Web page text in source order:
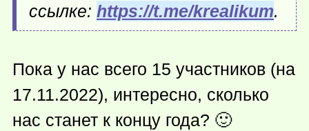
ссылке: https://t.me/krealikum.
Пока у нас всего 15 участников (на
17.11.2022), интересно, сколько
нас станет к концу года? 🙂